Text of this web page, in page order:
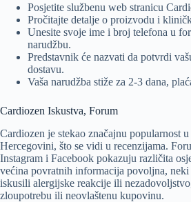
Posjetite službenu web stranicu
Pročitajte detalje o proizvodu i
Unesite svoje ime i broj telefona u
narudžbu.
Predstavnik će nazvati da potvrdi
dostavu.
Vaša narudžba stiže za 2-3 dana,
Cardiozen Iskustva, Forum
Cardiozen je stekao značajnu popularnost
Hercegovini, što se vidi u recenzijama.
Instagram i Facebook pokazuju različita
većina povratnih informacija povoljna,
iskusili alergijske reakcije ili
zloupotrebu ili neovlaštenu kupovinu.